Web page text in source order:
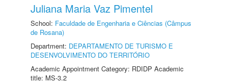
Juliana Maria Vaz Pimentel
School: Faculdade de Engenharia e Ciências (Câmpus
de Rosana)
Department: DEPARTAMENTO DE TURISMO E
DESENVOLVIMENTO DO TERRITÓRIO
Academic Appointment Category: RDIDP Academic
title: MS-3.2